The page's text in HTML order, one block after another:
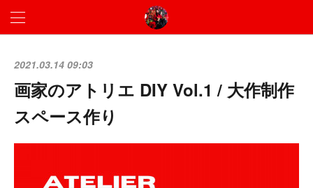
2021.03.14 09:03
画家のアトリエ DIY Vol.1 / 大作制作
スペース作り